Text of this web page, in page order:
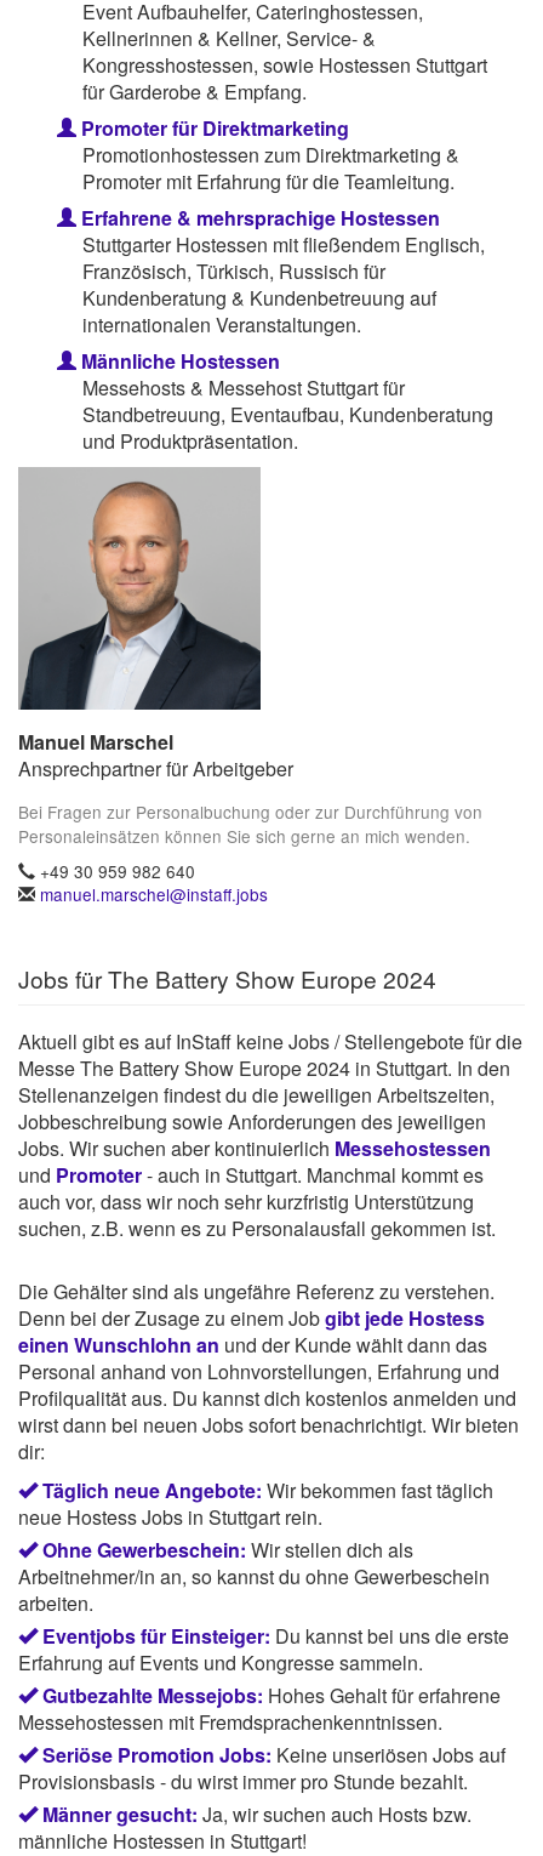
Event Aufbauhelfer, Cateringhostessen,
Kellnerinnen & Kellner, Service- &
Kongresshostessen, sowie Hostessen Stuttgart
für Garderobe & Empfang.
Promoter für Direktmarketing
Promotionhostessen zum Direktmarketing &
Promoter mit Erfahrung für die Teamleitung.
Erfahrene & mehrsprachige Hostessen
Stuttgarter Hostessen mit fließendem Englisch,
Französisch, Türkisch, Russisch für
Kundenberatung & Kundenbetreuung auf
internationalen Veranstaltungen.
Männliche Hostessen
Messehosts & Messehost Stuttgart für
Standbetreuung, Eventaufbau, Kundenberatung
und Produktpräsentation.
Manuel Marschel
Ansprechpartner für Arbeitgeber
Bei Fragen zur Personalbuchung oder zur Durchführung von
Personaleinsätzen können Sie sich gerne an mich wenden.
+49 30 959 982 640
manuel.marschel@instaff.jobs
Jobs für The Battery Show Europe 2024
Aktuell gibt es auf InStaff keine Jobs / Stellengebote für die
Messe The Battery Show Europe 2024 in Stuttgart. In den
Stellenanzeigen findest du die jeweiligen Arbeitszeiten,
Jobbeschreibung sowie Anforderungen des jeweiligen
Jobs. Wir suchen aber kontinuierlich Messehostessen
und Promoter- auch in Stuttgart. Manchmal kommt es
auch vor, dass wir noch sehr kurzfristig Unterstützung
suchen, z.B. wenn es zu Personalausfall gekommen ist.
Die Gehälter sind als ungefähre Referenz zu verstehen.
Denn bei der Zusage zu einem Jobgibt jede Hostess
einen Wunschlohn an und der Kunde wählt dann das
Personal anhand von Lohnvorstellungen, Erfahrung und
Profilqualität aus. Du kannst dich kostenlos anmelden und
wirst dann bei neuen Jobs sofort benachrichtigt. Wir bieten
dir:
Täglich neue Angebote: Wir bekommen fast täglich
neue Hostess Jobs in Stuttgart rein.
Ohne Gewerbeschein: Wir stellen dich als
Arbeitnehmer/in an, so kannst du ohne Gewerbeschein
arbeiten.
Eventjobs für Einsteiger: Du kannst bei uns die erste
Erfahrung auf Events und Kongresse sammeln.
Gutbezahlte Messejobs: Hohes Gehalt für erfahrene
Messehostessen mit Fremdsprachenkenntnissen.
Seriöse Promotion Jobs: Keine unseriösen Jobs auf
Provisionsbasis - du wirst immer pro Stunde bezahlt.
Männer gesucht: Ja, wir suchen auch Hosts bzw.
männliche Hostessen in Stuttgart!